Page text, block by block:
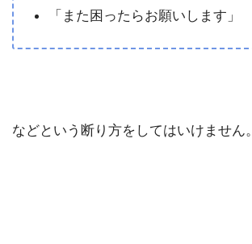
「また困ったらお願いします」
などという断り方をしてはいけません。